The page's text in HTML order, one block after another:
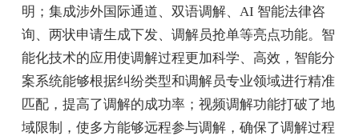
明；集成涉外国际通道、双语调解、AI 智能法律咨
询、两状申请生成下发、调解员抢单等亮点功能。智
能化技术的应用使调解过程更加科学、高效，智能分
案系统能够根据纠纷类型和调解员专业领域进行精准
匹配，提高了调解的成功率；视频调解功能打破了地
域限制，使多方能够远程参与调解，确保了调解过程